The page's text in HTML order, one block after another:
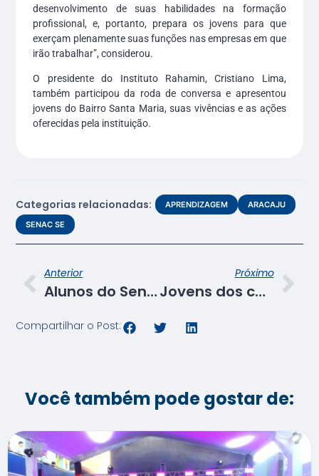
desenvolvimento de suas habilidades na formação
profissional, e, portanto, prepara os jovens para que
exerçam plenamente suas funções nas empresas em que
irão trabalhar”, considerou.
O presidente do Instituto Rahamin, Cristiano Lima,
também participou da roda de conversa e apresentou
jovens do Bairro Santa Maria, suas vivências e as ações
oferecidas pela instituição.
Categorias relacionadas: APRENDIZAGEM
ARACAJU
SENAC SE
Anterior
Alunos do Senac visitam a Fazenda Esperança em Lagarto
Próximo
Jovens dos cursos de aprendizagem são recepcionados no Senac SE
Compartilhar o Post:
Você também pode gostar de: